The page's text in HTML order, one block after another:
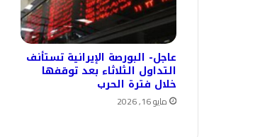
عاجل- البورصة الإيرانية تستأنف
التداول الثلاثاء بعد توقفها
خلال فترة الحرب
مايو 16, 2026